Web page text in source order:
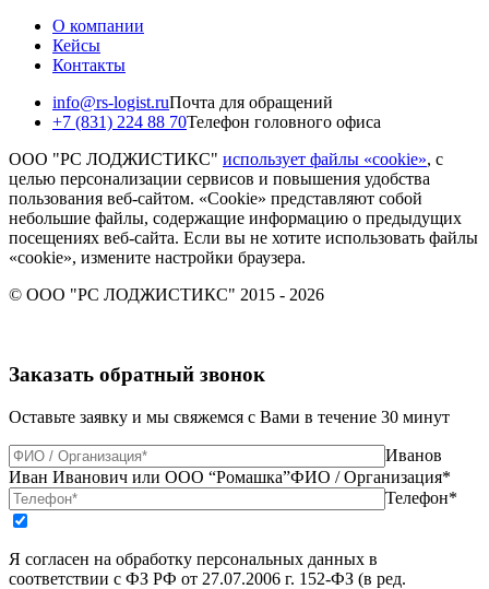
О компании
Кейсы
Контакты
info@rs-logist.ruПочта для обращений
+7 (831) 224 88 70Телефон головного офиса
ООО "РС ЛОДЖИСТИКС" использует файлы «cookie», с
целью персонализации сервисов и повышения удобства
пользования веб-сайтом. «Cookie» представляют собой
небольшие файлы, содержащие информацию о предыдущих
посещениях веб-сайта. Если вы не хотите использовать файлы
«cookie», измените настройки браузера.
© ООО "РС ЛОДЖИСТИКС" 2015 - 2026
Заказать обратный звонок
Оставьте заявку и мы свяжемся с Вами в течение 30 минут
Иванов
Иван Иванович или ООО “Ромашка”ФИО / Организация*
Телефон*
Я согласен на обработку персональных данных в
соответствии с ФЗ РФ от 27.07.2006 г. 152-ФЗ (в ред.